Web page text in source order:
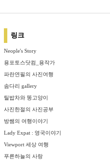
링크
Neople's Story
용포토스닷컴_용작가
파란연필의 사진여행
솜다리 gallery
틸밥차와 똥고양이
사진한절의 사진공부
방쌤의 여행이야기
Lady Expat : 영국이야기
Viewport 세상 여행
푸른하늘의 사랑